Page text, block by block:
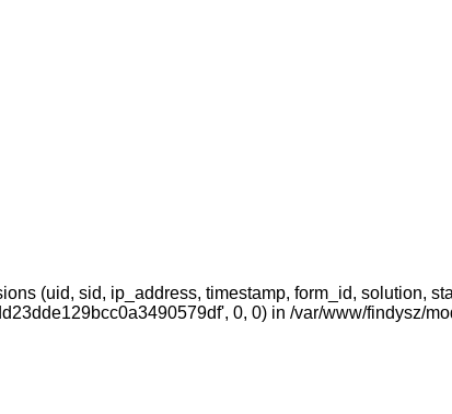
(uid, sid, ip_address, timestamp, form_id, solution,
0, 0) in /var/www/findysz/